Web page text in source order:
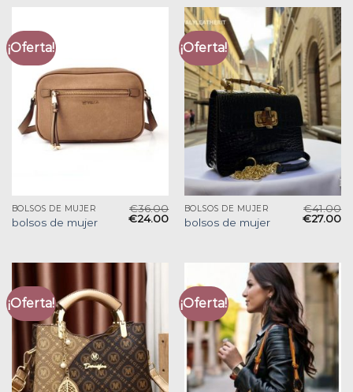
¡Oferta!
BOLSOS DE MUJER
bolsos de mujer
€36.00
€24.00
¡Oferta!
BOLSOS DE MUJER
bolsos de mujer
€41.00
€27.00
¡Oferta! ¡Oferta!